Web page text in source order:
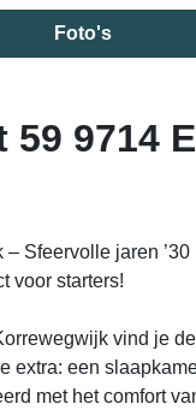
Foto's
9714
Sfeervolle jaren
voor starters!
vind je
extra: een
met het comfort